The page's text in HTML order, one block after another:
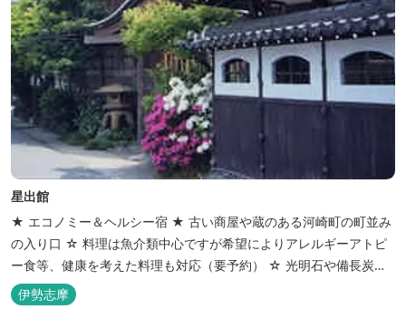
星出館
★ エコノミー＆ヘルシー宿 ★ 古い商屋や蔵のある河崎町の町並み
の入り口 ☆ 料理は魚介類中心ですが希望によりアレルギーアトピ
ー食等、健康を考えた料理も対応（要予約） ☆ 光明石や備長炭を
設置した青森ヒバと信楽焼のお風呂で心身のリフレッシュを！
【Japanese Inn Group 会員です】
伊勢志摩